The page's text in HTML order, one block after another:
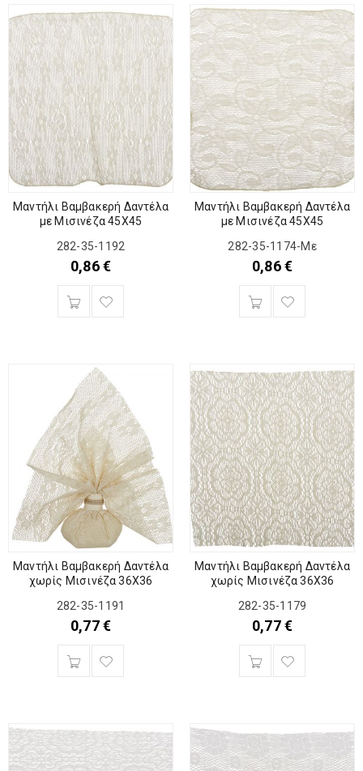
Μαντήλι Βαμβακερή Δαντέλα
με Μισινέζα 45Χ45
282-35-1192
0,86€
Μαντήλι Βαμβακερή Δαντέλα
με Μισινέζα 45Χ45
282-35-1174-Με
0,86€
Μαντήλι Βαμβακερή Δαντέλα
χωρίς Μισινέζα 36Χ36
282-35-1191
0,77€
Μαντήλι Βαμβακερή Δαντέλα
χωρίς Μισινέζα 36Χ36
282-35-1179
0,77€